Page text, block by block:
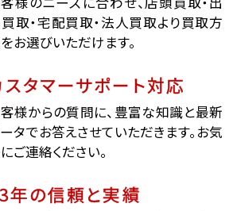
取・宅配買取・法人買取より買取方
お選びいただけます。
スタマーサポート対応
様からの質問に、豊富な知識と最新
タでお答えさせていただきます。お気
ご連絡ください。
年の信頼と実績